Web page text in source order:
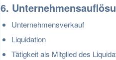
6.
Unternehmensverkauf
Liquidation
Tätigkeit als Mitglied des